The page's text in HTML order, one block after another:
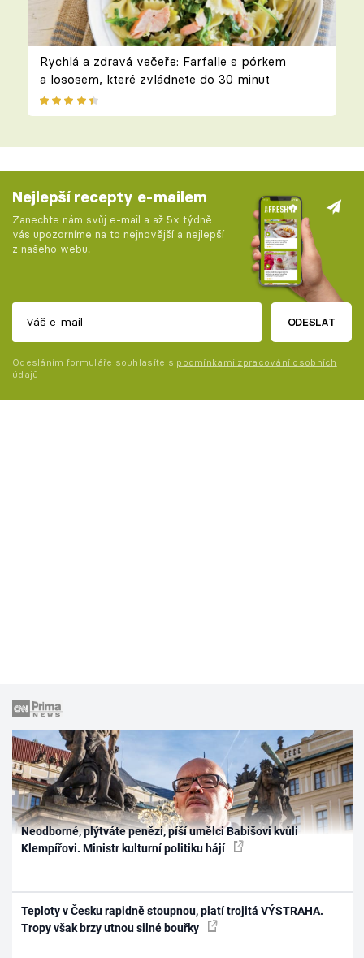
Rychlá a zdravá večeře: Farfalle s pórkem
a lososem, které zvládnete do 30 minut
Nejlepší recepty e-mailem
Zanechte nám svůj e-mail a až 5x týdně
vás upozorníme na to nejnovější a nejlepší
z našeho webu.
ODESLAT
Odesláním formuláře souhlasíte s podmínkami zpracování osobních
údajů
Neodborné, plýtváte penězi, píší umělci Babišovi kvůli
Klempířovi. Ministr kulturní politiku hájí
Teploty v Česku rapidně stoupnou, platí trojitá VÝSTRAHA.
Tropy však brzy utnou silné bouřky